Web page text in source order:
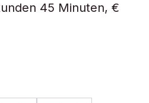
45 Minuten, €